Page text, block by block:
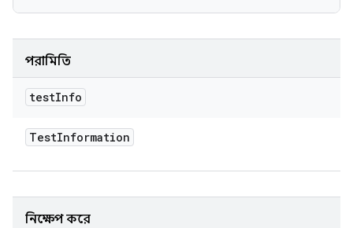
পরামিতি
testInfo
TestInformation
নিক্ষেপ করে